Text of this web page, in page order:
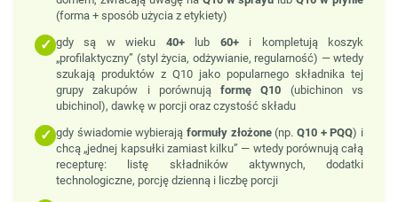
(forma + sposób użycia z etykiety)
✓ gdy są w wieku 40+lub 60+i kompletują koszyk
„profilaktyczny” (styl życia, odżywianie, regularność) — wtedy
szukają produktów z Q10 jako popularnego składnika tej
grupy zakupów i porównująformę Q10 (ubichinon vs
ubichinol), dawkę w porcji oraz czystość składu
✓ gdy świadomie wybierają formuły złożone(np.Q10 + PQQ) i
chcą „jednej kapsułki zamiast kilku” — wtedy porównują całą
recepturę: listę składników aktywnych, dodatki
technologiczne, porcję dzienną i liczbę porcji